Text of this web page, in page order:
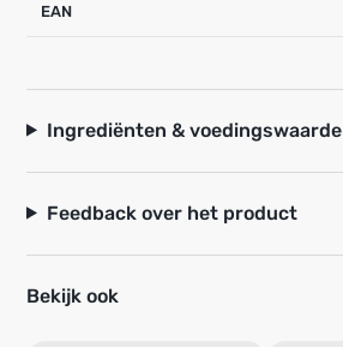
EAN
Ingrediënten & voedingswaarde
Feedback over het product
Bekijk ook